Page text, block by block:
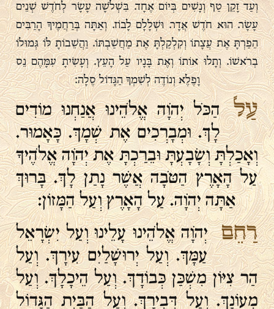
וְעַד זָקֵן טַף וְנָשִׁים בְּיוֹם אֶחָד. בִּשְׁלֹשָׁה עָשָׂר לְחֹדֶשׁ שְׁנֵים
עָשָׂר. הוּא חֹדֶשׁ אֲדָר. וּשְׁלָלָם לָבוֹז. וְאַתָּה בְּרַחֲמֶיךָ הָרַבִּים
הֵפַרְתָּ אֶת עֲצָתוֹ וְקִלְקַלְתָּ אֶת מַחֲשַׁבְתּוֹ. וַהֲשֵׁבוֹתָ לּוֹ גְּמוּלוֹ
בְרֹאשׁוֹ. וְתָלוּ אוֹתוֹ וְאֶת בָּנָיו עַל הָעֵץ. וְעָשִׂיתָ עִמָּהֶם נֵס
וָפֶלֶא וְנוֹדֶה לְשִׁמְךָ הַגָּדוֹל סֶלָה:
עַלהַכֹּל יְהֹוָה אֱלֹהֵינוּ אֲנַחְנוּ מוֹדִים
לָךְ. וּמְבָרְכִים אֶת שְׁמָךְ. כָּאָמוּר.
וְאָכַלְתָּ וְשָׂבָעְתָּ וּבֵרַכְתָּ אֶת יְהֹוָה אֱלֹהֶיךָ
עַל הָאָרֶץ הַטֹּבָה אֲשֶׁר נָתַן לָךְ. בָּרוּךְ
אַתָּה יְהֹוָה. עַל הָאָרֶץ וְעַל הַמָּזוֹן:
רַחֵםיְהֹוָה אֱלֹהֵינוּ עָלֵינוּ וְעַל יִשְׂרָאֵל
עַמָּךְ. וְעַל יְרוּשָׁלַיִם עִירָךְ. וְעַל
הַר צִיּוֹן מִשְׁכַּן כְּבוֹדָךְ. וְעַל הֵיכָלָךְ. וְעַל
מְעוֹנָךְ. וְעַל דְּבִירָךְ. וְעַל הַבַּיִת הַגָּדוֹל